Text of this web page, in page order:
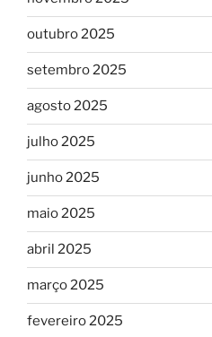
outubro 2025
setembro 2025
agosto 2025
julho 2025
junho 2025
maio 2025
abril 2025
março 2025
fevereiro 2025